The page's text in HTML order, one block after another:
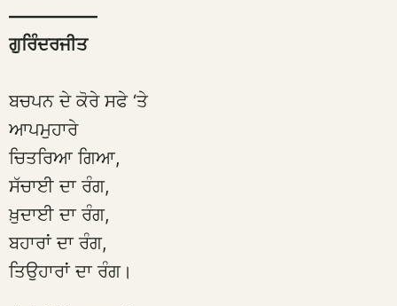
—————
ਗੁਰਿੰਦਰਜੀਤ
ਬਚਪਨ ਦੇ ਕੋਰੇ ਸਫੇ ‘ਤੇ
ਆਪਮੁਹਾਰੇ
ਚਿਤਰਿਆ ਗਿਆ,
ਸੱਚਾਈ ਦਾ ਰੰਗ,
ਖ਼ੁਦਾਈ ਦਾ ਰੰਗ,
ਬਹਾਰਾਂ ਦਾ ਰੰਗ,
ਤਿਉਹਾਰਾਂ ਦਾ ਰੰਗ।